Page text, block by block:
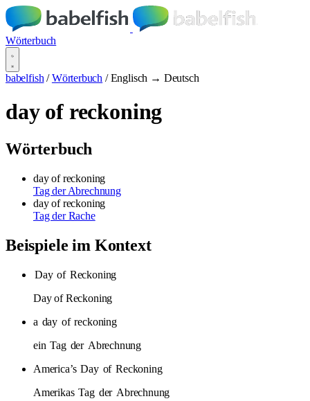
Wörterbuch
babelfish / Wörterbuch / Englisch → Deutsch
day of reckoning
Wörterbuch
day of reckoning
Tag der Abrechnung
day of reckoning
Tag der Rache
Beispiele im Kontext
Day of Reckoning
Day of Reckoning
a day of reckoning
ein Tag der Abrechnung
America’s Day of Reckoning
Amerikas Tag der Abrechnung